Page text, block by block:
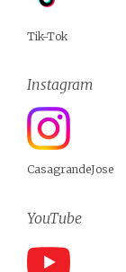
Tik-Tok
Instagram
CasagrandeJose
YouTube